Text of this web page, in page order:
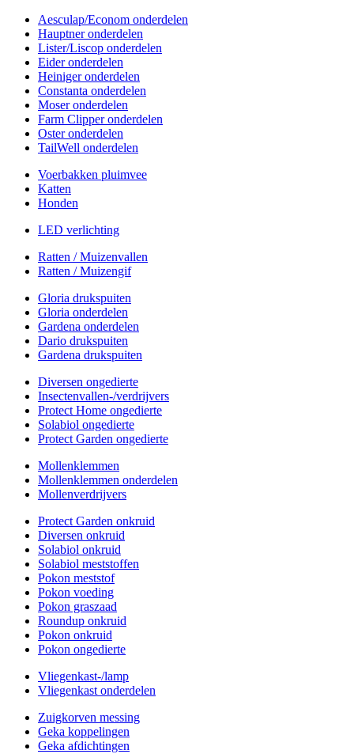
Aesculap/Econom onderdelen
Hauptner onderdelen
Lister/Liscop onderdelen
Eider onderdelen
Heiniger onderdelen
Constanta onderdelen
Moser onderdelen
Farm Clipper onderdelen
Oster onderdelen
TailWell onderdelen
Voerbakken pluimvee
Katten
Honden
LED verlichting
Ratten / Muizenvallen
Ratten / Muizengif
Gloria drukspuiten
Gloria onderdelen
Gardena onderdelen
Dario drukspuiten
Gardena drukspuiten
Diversen ongedierte
Insectenvallen-/verdrijvers
Protect Home ongedierte
Solabiol ongedierte
Protect Garden ongedierte
Mollenklemmen
Mollenklemmen onderdelen
Mollenverdrijvers
Protect Garden onkruid
Diversen onkruid
Solabiol onkruid
Solabiol meststoffen
Pokon meststof
Pokon voeding
Pokon graszaad
Roundup onkruid
Pokon onkruid
Pokon ongedierte
Vliegenkast-/lamp
Vliegenkast onderdelen
Zuigkorven messing
Geka koppelingen
Geka afdichtingen